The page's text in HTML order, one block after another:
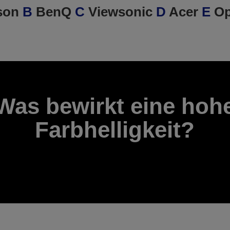
B BenQ C Viewsonic D Acer E
bewirkt eine
Farbhelligkeit?